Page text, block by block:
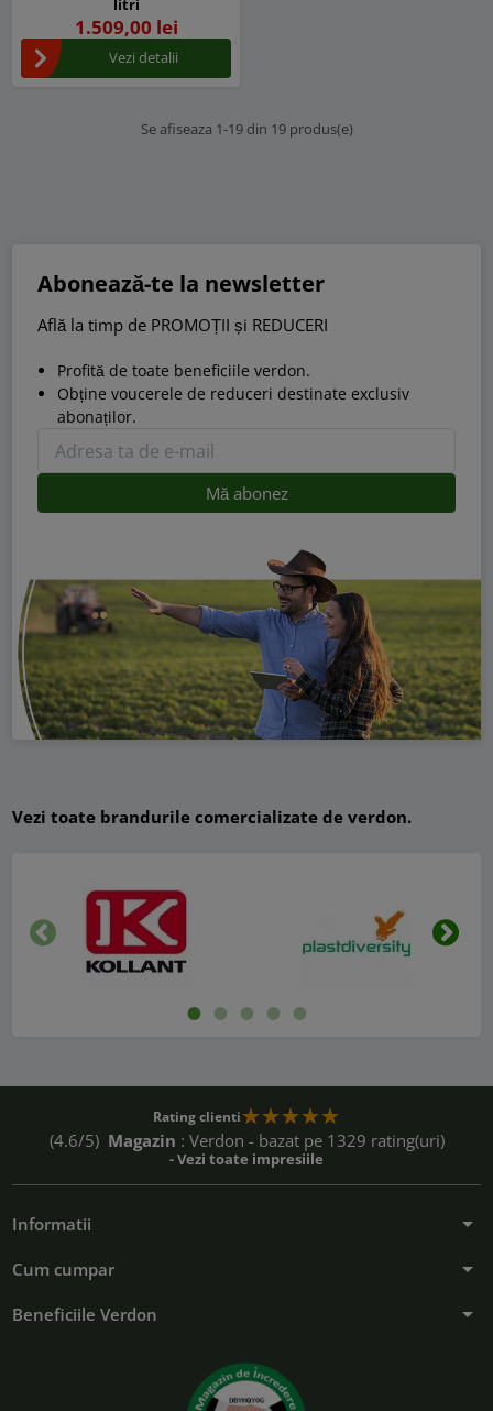
litri
1.509,00 lei
Vezi detalii
Se afiseaza 1-19 din 19 produs(e)
Abonează-te la newsletter
Află la timp de PROMOȚII și REDUCERI
Profită de toate beneficiile verdon.
Obține voucerele de reduceri destinate exclusiv
abonaților.
Vezi toate brandurile comercializate de verdon.
Inapoi
Rating clienti
(4.6/5) Magazin : Verdon - bazat pe 1329 rating(uri)
- Vezi toate impresiile
Informatii arrow_drop_down
Cum cumpar arrow_drop_down
Beneficiile Verdon arrow_drop_down